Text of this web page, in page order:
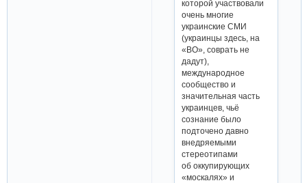
которой участвовали
очень многие
украинские СМИ
(украинцы здесь, на
«ВО», соврать не
дадут),
международное
сообщество и
значительная часть
украинцев, чьё
сознание было
подточено давно
внедряемыми
стереотипами
об оккупирующих
«москалях» и